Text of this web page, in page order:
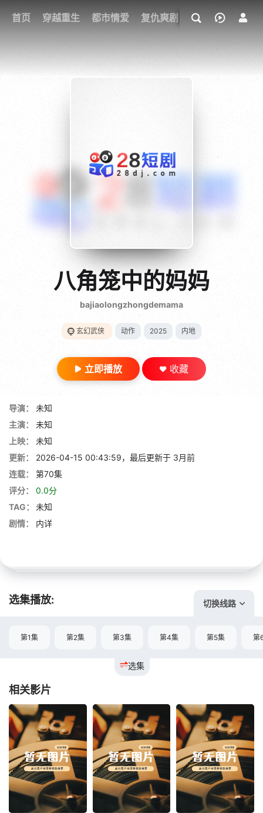
首页 穿越重生 都市情爱 复仇爽剧 玄幻武侠 奇幻
我的观影记录
{if condition="$obj.vod_points
gt 0"}
28短剧
八角笼中的妈妈
bajiaolongzhongdemama
玄幻武侠 动作 2025 内地
立即播放 收藏
导演：
未知
主演：
未知
上映：
未知
更新：
2026-04-15 00:43:59，最后更新于 3月前
连载：
第70集
评分：
0.0分
TAG：
未知
剧情：
内详
选集播放: 切换线路
选集
第1集 第2集 第3集 第4集 第5集 第
相关影片